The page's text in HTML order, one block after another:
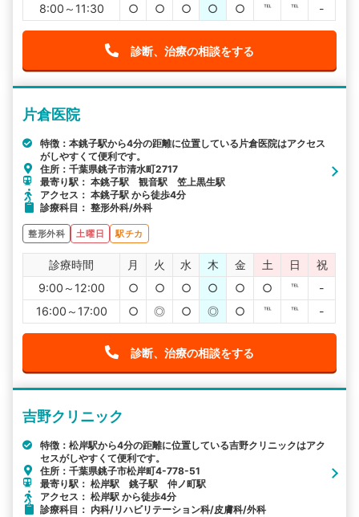
8:00～11:30 ○ ○ ○ ○ ○ ℡ ℡ -
診断、治療の相談をする
片倉医院
特徴：本銚子駅から4分の距離に位置している片倉医院はアクセス
がしやすくて便利です。
住所：千葉県銚子市清水町2717
最寄り駅： 本銚子駅 観音駅 笠上黒生駅
アクセス： 本銚子駅 から徒歩4分
診療科目： 整形外科/外科
整形外科 土曜日 駅チカ
診療時間 月 火 水 木 金 土 日
祝
9:00～12:00
○ ○ ○ ○ ○ ○ ℡
-
16:00～17:00
○ ◎ ○ ◎ ○ ℡ ℡ -
診断、治療の相談をする
吉野クリニック
特徴：松岸駅から4分の距離に位置している吉野クリニックはアク
セスがしやすくて便利です。
住所：千葉県銚子市松岸町4-778-51
最寄り駅： 松岸駅 銚子駅 仲ノ町駅
アクセス： 松岸駅 から徒歩4分
診療科目： 内科/リハビリテーション科/皮膚科/外科